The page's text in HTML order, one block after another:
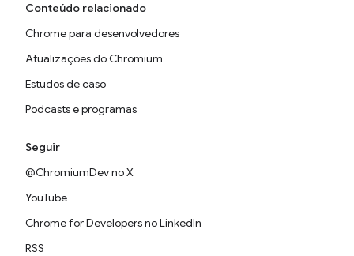
Conteúdo relacionado
Chrome para desenvolvedores
Atualizações do Chromium
Estudos de caso
Podcasts e programas
Seguir
@ChromiumDev no X
YouTube
Chrome for Developers no LinkedIn
RSS